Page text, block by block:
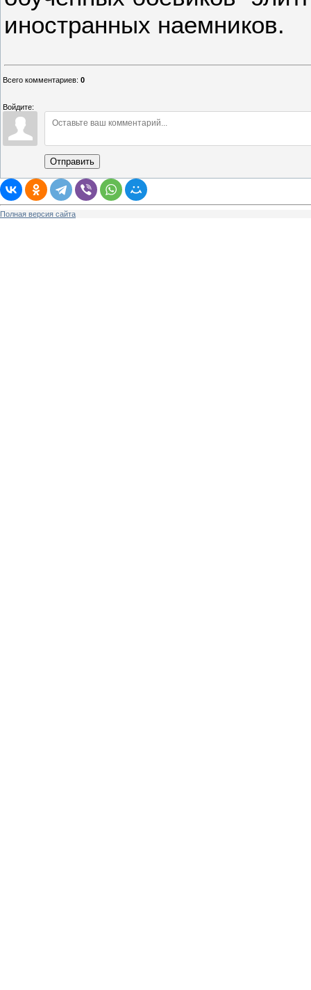
иностранных наемников.
Всего комментариев: 0
Войдите:
Отправить
Полная версия сайта